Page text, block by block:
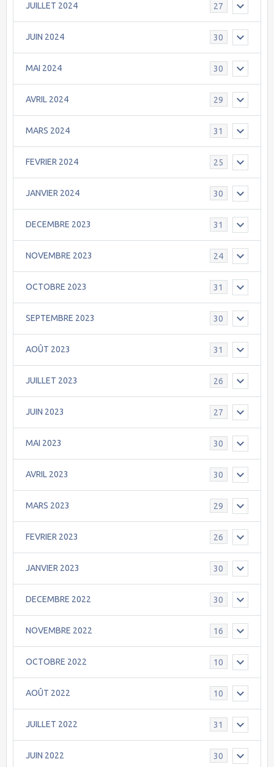
JUILLET 2024 27
JUIN 2024 30
MAI 2024 30
AVRIL 2024 29
MARS 2024 31
FEVRIER 2024 25
JANVIER 2024 30
DECEMBRE 2023 31
NOVEMBRE 2023 24
OCTOBRE 2023 31
SEPTEMBRE 2023 30
AOÛT 2023 31
JUILLET 2023 26
JUIN 2023 27
MAI 2023 30
AVRIL 2023 30
MARS 2023 29
FEVRIER 2023 26
JANVIER 2023 30
DECEMBRE 2022 30
NOVEMBRE 2022 16
OCTOBRE 2022 10
AOÛT 2022 10
JUILLET 2022 31
JUIN 2022 30